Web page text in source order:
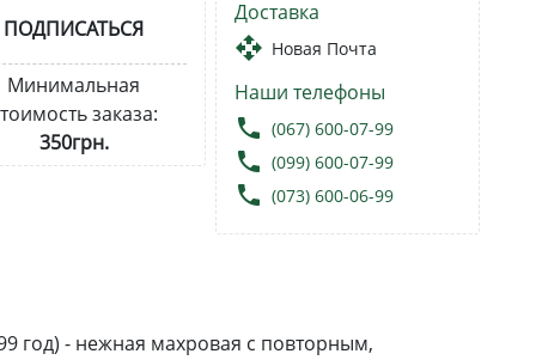
ПОДПИСАТЬСЯ
Минимальная
заказа:
350грн.
Доставка
open_with Новая Почта
Наши телефоны
local_phone (067) 600-07-99
local_phone (099) 600-07-99
local_phone (073) 600-06-99
год) - нежная махровая с повторным,